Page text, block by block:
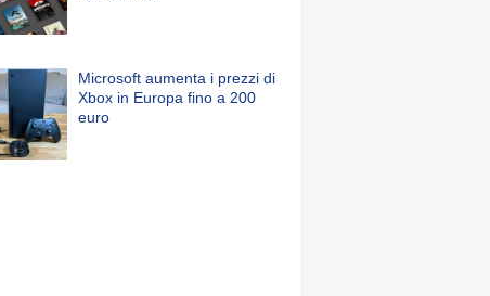
Microsoft aumenta i prezzi di
Xbox in Europa fino a 200
euro